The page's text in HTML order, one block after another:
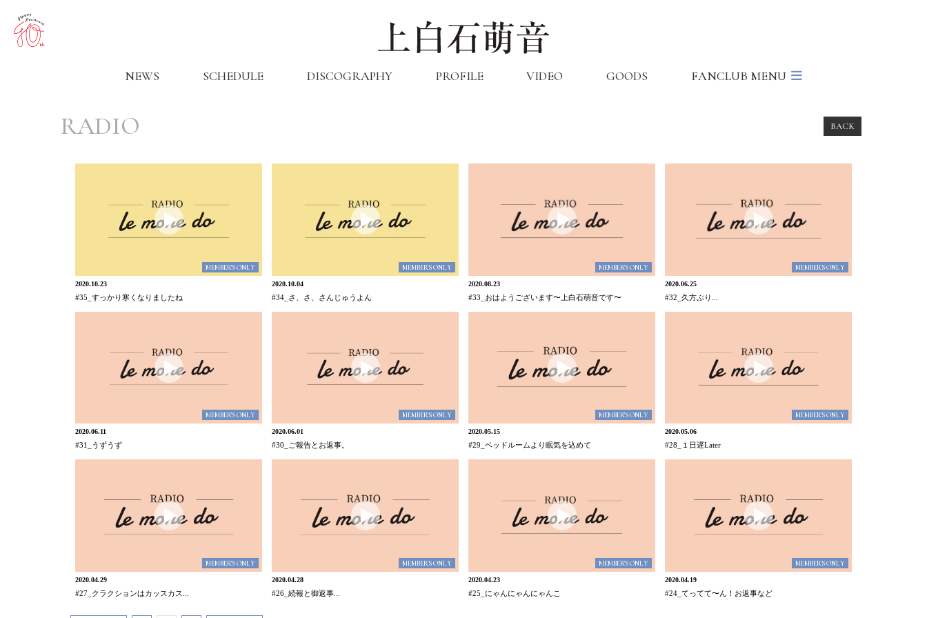
NEWS SCHEDULE DISCOGRAPHY PROFILE VIDEO GOODS FANCLUB MENU
RADIO BACK
MEMBER'S ONLY
2020.10.23
#35_すっかり寒くなりましたね
MEMBER'S ONLY
2020.10.04
#34_さ、さ、さんじゅうよん
MEMBER'S ONLY
2020.08.23
#33_おはようございます〜上白石萌音です〜
MEMBER'S ONLY
2020.06.25
#32_久方ぶり...
MEMBER'S ONLY
2020.06.11
#31_うずうず
MEMBER'S ONLY
2020.06.01
#30_ご報告とお返事。
MEMBER'S ONLY
2020.05.15
#29_ベッドルームより眠気を込めて
MEMBER'S ONLY
2020.05.06
#28_１日遅Later
MEMBER'S ONLY
2020.04.29
#27_クラクションはカッスカス...
MEMBER'S ONLY
2020.04.28
#26_続報と御返事...
MEMBER'S ONLY
2020.04.23
#25_にゃんにゃんにゃんこ
MEMBER'S ONLY
2020.04.19
#24_てってて〜ん！お返事など